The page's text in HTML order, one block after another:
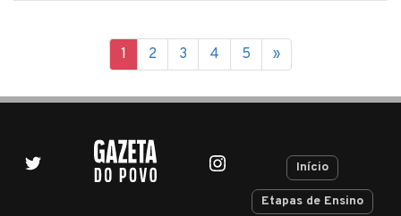
1 2 3 4 5 »
Início
Etapas de Ensino